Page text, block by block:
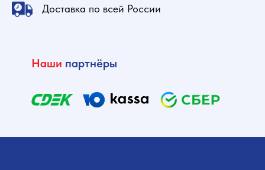
Доставка по всей России
Наши партнёры